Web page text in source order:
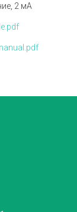
2 мА